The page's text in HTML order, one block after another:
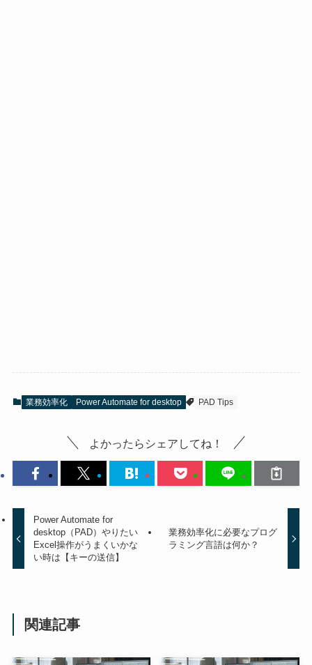
業務効率化 Power Automate for desktop PAD Tips
よかったらシェアしてね！
Power Automate for
desktop（PAD）やりたい
Excel操作がうまくいかな
い時は【キーの送信】
業務効率化に必要なプログ
ラミング言語は何か？
関連記事